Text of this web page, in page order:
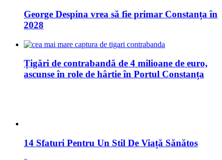
14 Sfaturi Pentru Un Stil De Viață Sănătos
Cele Mai Bune 3 Diete Pentru Un Stil De Viață